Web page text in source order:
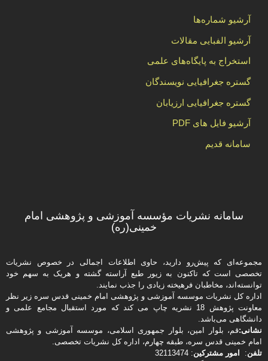
آرشیو شماره‌ها
آرشیو الفبایی مقالات
استخراج به پایگاه‌های علمی
گستره جغرافیایی نویسندگان
گستره جغرافیایی ارزیابان
آرشیو فایل های PDF
سامانه قدیم
سامانه نشریات مؤسسه آموزشی و پژوهشی امام
خمینی(ره)
مجموعه‌ای که پیش‌رو دارید،‌ حاوی اطلاعات اجمالی در خصوص نشریات
تخصصی است که تاکنون به زیور طبع آراسته گشته و هریک به سهم خود
توانسته‌اند، مخاطبان فرهیخته‌ زیادی را جذب نمایند.
اداره كل نشریات موسسه آموزشی و پژوهشی امام خمینی قدس سره زیر نظر
معاونت پژوهش 18 نشریه چاپ می کند که مورد استقبال مجامع علمی و
دانشگاهی می‌باشد.
نشانی:قم، بلوار امین، بلوار جمهوری اسلامی، موسسه آموزشی و پژوهشی
امام خمینی قدس سره، طبقه چهارم، اداره كل نشریات تخصصی.
تلفن: امور مشتركین: 32113474